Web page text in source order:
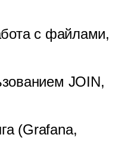
с файлами,
JOIN,
(Grafana,